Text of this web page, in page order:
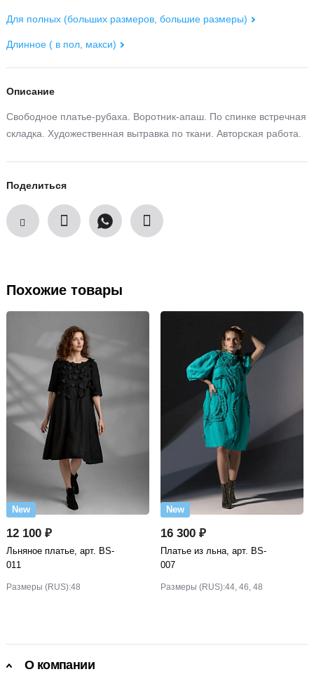
Для полных (больших размеров, большие размеры)
Длинное ( в пол, макси)
Описание
Свободное платье-рубаха. Воротник-апаш. По спинке встречная
складка. Художественная вытравка по ткани. Авторская работа.
Поделиться
Похожие товары
New
12 100 ₽
Льняное платье, арт. BS-
011
Размеры (RUS):48
New
16 300 ₽
Платье из льна, арт. BS-
007
Размеры (RUS):44, 46, 48
О компании